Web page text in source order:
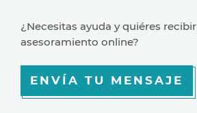
¿Necesitas ayuda y quiéres recibir
asesoramiento online?
ENVÍA TU MENSAJE